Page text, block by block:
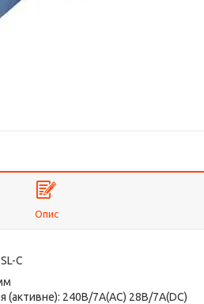
Опис
C
(активне): 240В/7А(AC) 28В/7А(DC)